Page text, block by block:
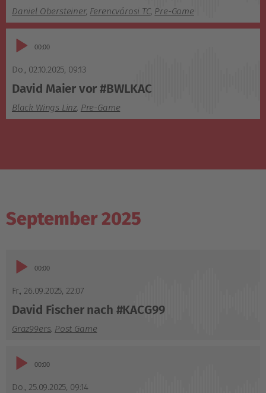
Daniel Obersteiner, Ferencvárosi TC, Pre-Game
Audio-00:00
Do., 02.10.2025, 09:13
David Maier vor #BWLKAC
Black Wings Linz, Pre-Game
September 2025
Audio-00:00
Fr., 26.09.2025, 22:07
David Fischer nach #KACG99
Graz99ers, Post Game
Audio-00:00
Do., 25.09.2025, 09:14